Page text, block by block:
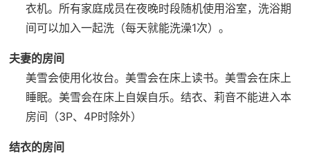
衣机。 所有家庭成员在夜晚时段随机使用浴室，洗浴期
间可以加入一起洗（每天就能洗澡1次）。
夫妻的房间
美雪会使用化妆台。 美雪会在床上读书。 美雪会在床上
睡眠。 美雪会在床上自娱自乐。 结衣、莉音不能进入本
房间（3P、4P时除外）
结衣的房间